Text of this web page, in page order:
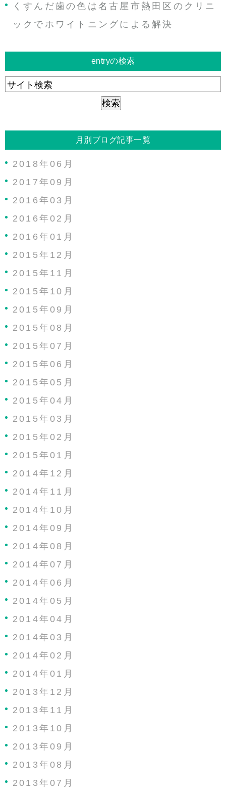
くすんだ歯の色は名古屋市熱田区のクリニ
ックでホワイトニングによる解決
entryの検索
月別ブログ記事一覧
2018年06月
2017年09月
2016年03月
2016年02月
2016年01月
2015年12月
2015年11月
2015年10月
2015年09月
2015年08月
2015年07月
2015年06月
2015年05月
2015年04月
2015年03月
2015年02月
2015年01月
2014年12月
2014年11月
2014年10月
2014年09月
2014年08月
2014年07月
2014年06月
2014年05月
2014年04月
2014年03月
2014年02月
2014年01月
2013年12月
2013年11月
2013年10月
2013年09月
2013年08月
2013年07月